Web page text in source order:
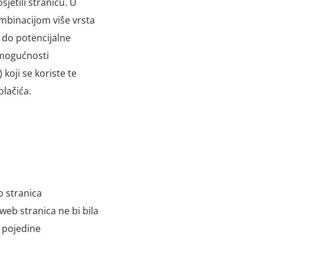
više vrsta
potencijalne
koji se koriste te
stranica
stranica ne bi bila